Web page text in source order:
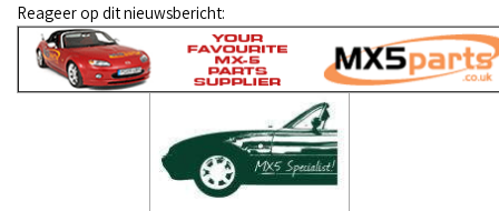
Reageer op dit nieuwsbericht: